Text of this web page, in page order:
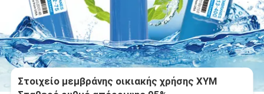
Στοιχείο μεμβράνης οικιακής χρήσης XYM